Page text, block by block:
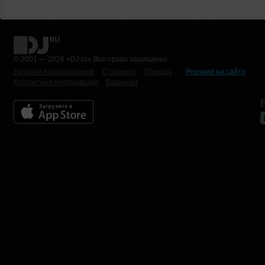
© 2001 — 2026 «DJ.ru» Все права защищены.
Условия использования
О проекте Помощь
Реклама на сайте
Контактная информация
Вакансии